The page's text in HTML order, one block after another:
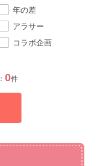
年の差
アラサー
コラボ企画
0件